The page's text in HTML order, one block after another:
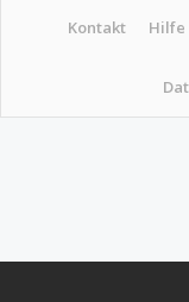
Kontakt Hilfe